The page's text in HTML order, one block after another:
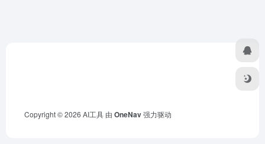
Copyright © 2026 AI工具 由 OneNav强力驱动